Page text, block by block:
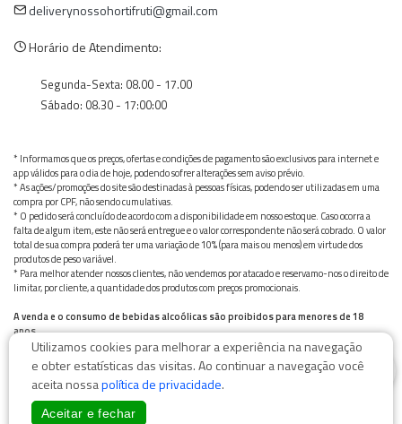
deliverynossohortifruti@gmail.com
Horário de Atendimento:
Segunda-Sexta: 08.00 - 17.00
Sábado: 08.30 - 17:00:00
* Informamos que os preços, ofertas e condições de pagamento são exclusivos para internet e
app válidos para o dia de hoje, podendo sofrer alterações sem aviso prévio.
* As ações/promoções do site são destinadas à pessoas físicas, podendo ser utilizadas em uma
compra por CPF, não sendo cumulativas.
* O pedido será concluído de acordo com a disponibilidade em nosso estoque. Caso ocorra a
falta de algum item, este não será entregue e o valor correspondente não será cobrado. O valor
total de sua compra poderá ter uma variação de 10% (para mais ou menos) em virtude dos
produtos de peso variável.
* Para melhor atender nossos clientes, não vendemos por atacado e reservamo-nos o direito de
limitar, por cliente, a quantidade dos produtos com preços promocionais.
A venda e o consumo de bebidas alcoólicas são proibidos para menores de 18
anos.
Bebida alcoólica pode causar dependência química e, em excesso, provoca graves males à saúde.
Beba com moderação
Utilizamos cookies para melhorar a experiência na navegação
e obter estatísticas das visitas. Ao continuar a navegação você
aceita nossapolítica de privacidade.
Aceitar e fechar